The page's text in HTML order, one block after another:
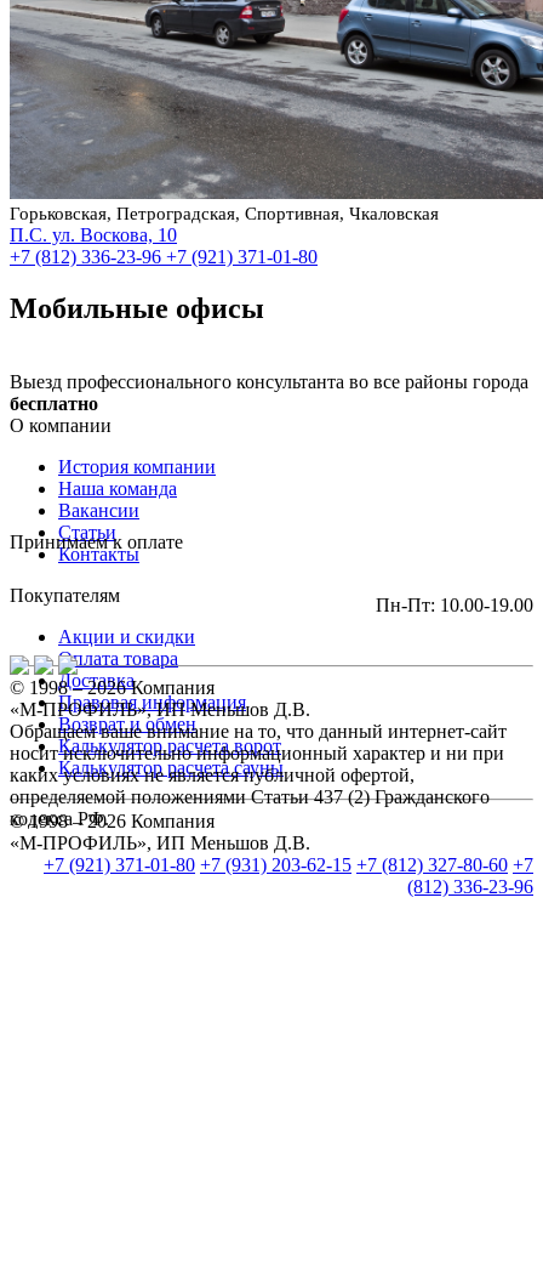
Горьковская, Петроградская, Спортивная, Чкаловская
П.С. ул. Воскова, 10
+7 (812) 336-23-96 +7 (921) 371-01-80
Мобильные офисы
Выезд профессионального консультанта во все районы города
бесплатно
О компании
История компании
Наша команда
Вакансии
Статьи
Контакты
Покупателям
Акции и скидки
Оплата товара
Доставка
Правовая информация
Возврат и обмен
Калькулятор расчета ворот
Калькулятор расчета сауны
© 1998 – 2026 Компания
«М-ПРОФИЛЬ», ИП Меньшов Д.В.
+7 (921) 371-01-80 +7 (931) 203-62-15 +7 (812) 327-80-60 +7
(812) 336-23-96
Принимаем к оплате
Пн-Пт: 10.00-19.00
© 1998 – 2026 Компания
«М-ПРОФИЛЬ», ИП Меньшов Д.В.
Обращаем ваше внимание на то, что данный интернет-сайт
носит исключительно информационный характер и ни при
каких условиях не является публичной офертой,
определяемой положениями Статьи 437 (2) Гражданского
кодекса РФ.